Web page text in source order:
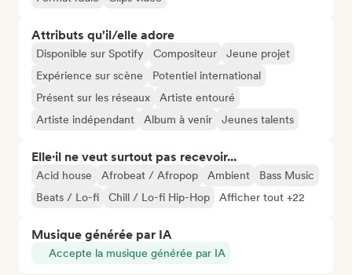
Attributs qu'il/elle adore
Disponible sur Spotify Compositeur
Jeune projet
Expérience sur scène
Potentiel international
Présent sur les réseaux
Artiste entouré
Artiste indépendant
Album à venir Jeunes talents
Elle·il ne veut surtout pas recevoir...
Acid house Afrobeat / Afropop Ambient
Bass Music
Beats / Lo-fi
Chill / Lo-fi Hip-Hop Afficher tout +22
Musique générée par IA
Accepte la musique générée par IA